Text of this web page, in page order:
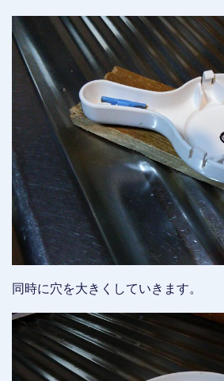
同時に穴を大きくしていきます。